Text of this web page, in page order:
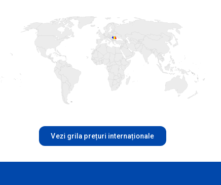
Vezi grila prețuri internaționale